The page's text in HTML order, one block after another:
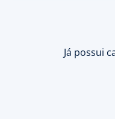
Já possui